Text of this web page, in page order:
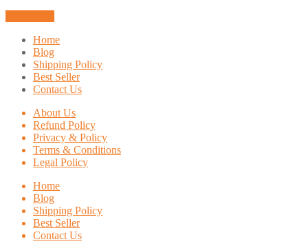
Home
Blog
Shipping Policy
Best Seller
Contact Us
About Us
Refund Policy
Privacy & Policy
Terms & Conditions
Legal Policy
Home
Blog
Shipping Policy
Best Seller
Contact Us